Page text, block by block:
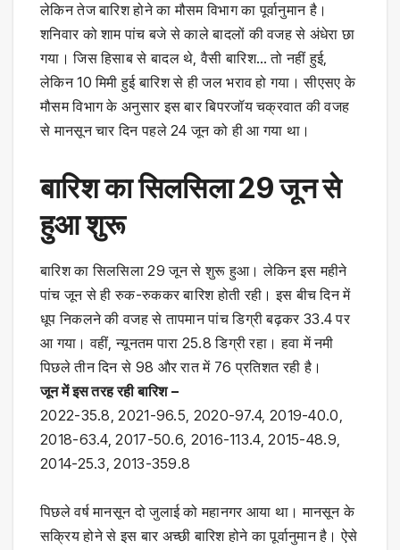
लेकिन तेज बारिश होने का मौसम विभाग का पूर्वानुमान है।
शनिवार को शाम पांच बजे से काले बादलों की वजह से अंधेरा छा
गया। जिस हिसाब से बादल थे, वैसी बारिश… तो नहीं हुई,
लेकिन 10 मिमी हुई बारिश से ही जल भराव हो गया। सीएसए के
मौसम विभाग के अनुसार इस बार बिपरजॉय चक्रवात की वजह
से मानसून चार दिन पहले 24 जून को ही आ गया था।
बारिश का सिलसिला 29 जून से
हुआ शुरू
बारिश का सिलसिला 29 जून से शुरू हुआ। लेकिन इस महीने
पांच जून से ही रुक-रुककर बारिश होती रही। इस बीच दिन में
धूप निकलने की वजह से तापमान पांच डिग्री बढ़कर 33.4 पर
आ गया। वहीं, न्यूनतम पारा 25.8 डिग्री रहा। हवा में नमी
पिछले तीन दिन से 98 और रात में 76 प्रतिशत रही है।
जून में इस तरह रही बारिश –
2022-35.8, 2021-96.5, 2020-97.4, 2019-40.0,
2018-63.4, 2017-50.6, 2016-113.4, 2015-48.9,
2014-25.3, 2013-359.8
पिछले वर्ष मानसून दो जुलाई को महानगर आया था। मानसून के
सक्रिय होने से इस बार अच्छी बारिश होने का पूर्वानुमान है। ऐसे